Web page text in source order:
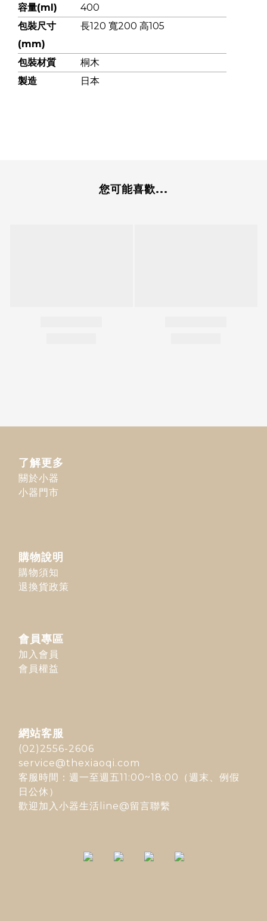
容量(ml)
400
包裝尺寸
(mm)
長120 寬200 高105
包裝材質
桐木
製造
日本
您可能喜歡...
了解更多
關於小器
小器門市
購物說明
購物須知
退換貨政策
會員專區
加入會員
會員權益
網站客服
(02)2556-2606
service@thexiaoqi.com
客服時間：週一至週五11:00~18:00（週末、例假
日公休）
歡迎加入 小器生活line@留言聯繫